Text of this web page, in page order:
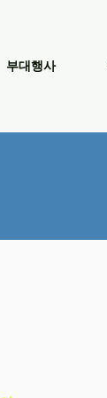
부대행사